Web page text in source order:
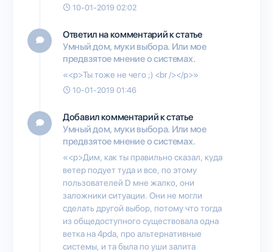
10-01-2019 02:02
Ответил на комментарий к статье
Умный дом, муки выбора. Или мое
предвзятое мнение о системах.
«<p>Ты тоже не чего ;) <br /></p>»
10-01-2019 01:46
Добавил комментарий к статье
Умный дом, муки выбора. Или мое
предвзятое мнение о системах.
«<p>Дим, как ты правильно сказал, куда
ветер подует туда и все, по этому
пользователей D мне жалко, они
заложники ситуации. Они не могли
сделать другой выбор, потому что тогда
из общедоступного существовала одна
ветка на 4pda, про альтернативные
системы, и та была по уши залита